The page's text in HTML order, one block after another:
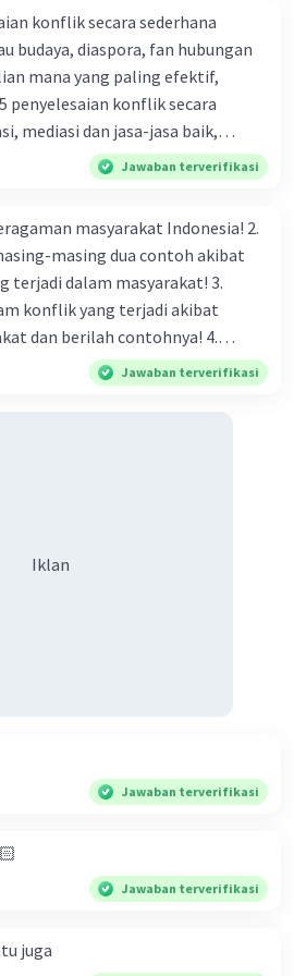
stabilitas sosial dan
(0) Balas
karena itu, jawaban yang
konflik secara sederhana
budaya, diaspora, fan hubungan
mana yang paling efektif,
mediasi dan jasa-jasa baik,
dan penyelesaian di bawah
menurut kalian mana yang
Jawaban terverifikasi
masyarakat Indonesia! 2.
masing dua contoh akibat
dalam masyarakat! 3.
konflik yang terjadi akibat
dan berilah contohnya! 4.
yang memiliki keberagaman
Jawaban terverifikasi
Iklan
Jawaban terverifikasi
Jawaban terverifikasi
juga